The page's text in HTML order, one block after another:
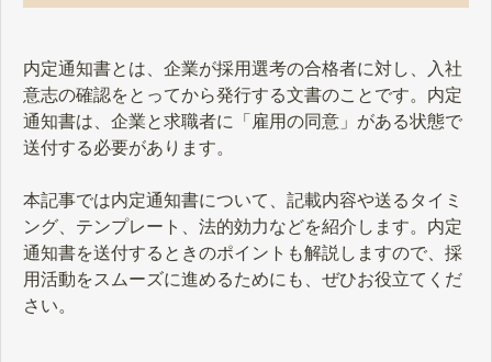
内定通知書とは、企業が採用選考の合格者に対し、入社
意志の確認をとってから発行する文書のことです。内定
通知書は、企業と求職者に「雇用の同意」がある状態で
送付する必要があります。
本記事では内定通知書について、記載内容や送るタイミ
ング、テンプレート、法的効力などを紹介します。内定
通知書を送付するときのポイントも解説しますので、採
用活動をスムーズに進めるためにも、ぜひお役立てくだ
さい。